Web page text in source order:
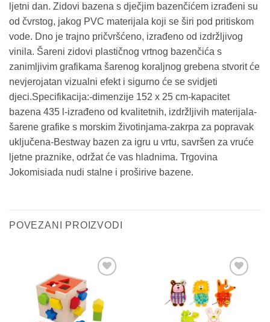
ljetni dan. Zidovi bazena s dječjim bazenčićem izrađeni su
od čvrstog, jakog PVC materijala koji se širi pod pritiskom
vode. Dno je trajno pričvršćeno, izrađeno od izdržljivog
vinila. Šareni zidovi plastičnog vrtnog bazenčića s
zanimljivim grafikama šarenog koraljnog grebena stvorit će
nevjerojatan vizualni efekt i sigurno će se svidjeti
djeci.Specifikacija:-dimenzije 152 x 25 cm-kapacitet
bazena 435 l-izrađeno od kvalitetnih, izdržljivih materijala-
šarene grafike s morskim životinjama-zakrpa za popravak
uključena-Bestway bazen za igru u vrtu, savršen za vruće
ljetne praznike, održat će vas hladnima. Trgovina
Jokomisiada nudi stalne i proširive bazene.
POVEZANI PROIZVODI
proizvod
Sačuvaj
proizvod